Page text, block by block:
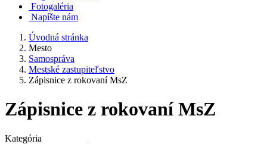
Fotogaléria
Napíšte nám
Úvodná stránka
Mesto
Samospráva
Mestské zastupiteľstvo
Zápisnice z rokovaní MsZ
Zápisnice z rokovaní MsZ
Kategória